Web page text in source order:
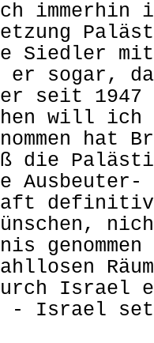
immerhin
Siedler
sogar,
seit 1947
will
hat
die
Ausbeuter-
Israel
- Israel